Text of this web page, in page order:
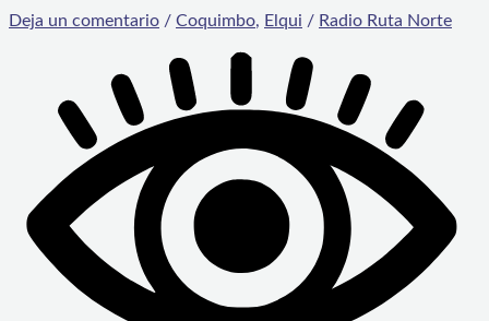
Deja un comentario / Coquimbo, Elqui / Radio Ruta Norte